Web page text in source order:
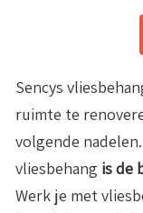
Sencys
ruimte te
volgende
vliesbehang is de
Werk je met